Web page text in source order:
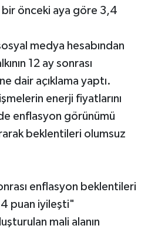
önceki aya göre 3,4
medya hesabından
12 ay sonrası
dair açıklama yaptı.
enerji fiyatlarını
enflasyon görünümü
beklentileri olumsuz
enflasyon beklentileri
puan iyileşti"
mali alanın